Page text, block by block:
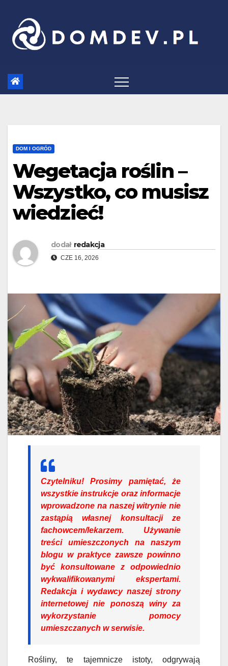
content
DOM I OGRÓD
Wegetacja roślin –
Wszystko, co musisz
wiedzieć!
dodał redakcja
CZE 16, 2026
Czytelniku! Prosimy pamiętać, że
wszystkie instrukcje oraz informacje
wprowadzone na naszej witrynie nie
zastąpią własnej konsultacji ze
fachowcem/lekarzem. Używanie
treści umieszczonych na naszym
blogu w praktyce zawsze powinno
być konsultowane z odpowiednio
wykwalifikowanymi ekspertami.
Redakcja i wydawcy naszej strony
internetowej nie ponoszą winy za
wykorzystanie pomocy
umieszczanych w serwisie.
Rośliny, te tajemnicze istoty, odgrywają